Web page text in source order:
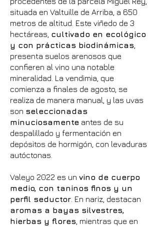
situada en Valtuille de Arriba, a 650
metros de altitud. Este viñedo de 3
hectáreas, cultivado en ecológico
y con prácticas biodinámicas
presenta suelos arenosos que
confieren al vino una notable
mineralidad. La vendimia, que
comienza a finales de agosto, se
realiza de manera manual, y las uvas
son seleccionadas
minuciosamente antes de su
despalillado y fermentación en
depósitos de hormigón, con levaduras
autóctonas.
Valeyo 2022 es un vino de cuerpo
medio, con taninos finos y un
perfil seductor . En nariz, destacan
aromas a bayas silvestres,
hierbas y flores , mientras que en